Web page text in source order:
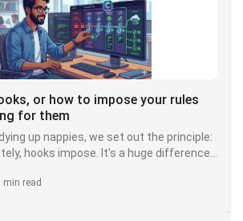
or how to impose your rules
for them
up nappies, we set out the principle:
min read